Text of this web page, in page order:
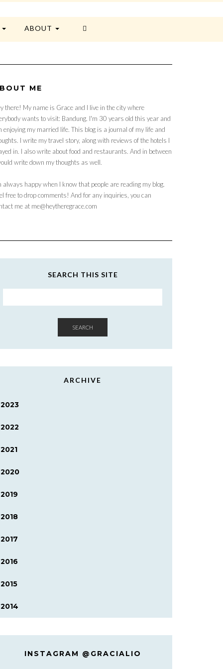
ABOUT
ME
there! My name is Grace and I live in the city where
wants to visit: Bandung. I'm 30 years old this year and
enjoying my married life. This blog is a journal of my life and
I write my travel story, along with reviews of the hotels I
in. I also write about food and restaurants. And in between
write down my thoughts as well.
always happy when I know that people are reading my blog.
free to drop comments! And for any inquiries, you can
me at me@heytheregrace.com
SEARCH THIS SITE
SEARCH
ARCHIVE
2023
2022
2021
2020
2019
2018
2017
2016
2015
2014
INSTAGRAM @GRACIALIO